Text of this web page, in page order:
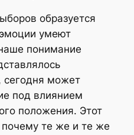
образуется
умеют
понимание
сегодня может
под влиянием
положения. Этот
те же и те же